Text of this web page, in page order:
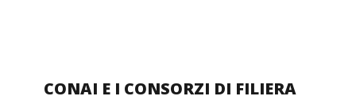
CONAI E I CONSORZI DI FILIERA